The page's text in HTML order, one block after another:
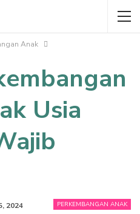
Anak
Usia
PERKEMBANGAN ANAK
2024